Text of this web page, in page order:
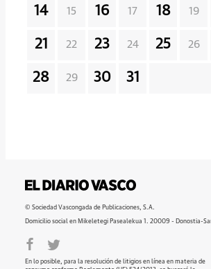
14 15 16 17 18 19
21 22 23 24 25 26
28 29 30 31
© Sociedad Vascongada de Publicaciones, S.A.
Domicilio social en Mikeletegi Pasealekua 1. 20009 - Donostia-
En lo posible, para la resolución de litigios en línea en materia de